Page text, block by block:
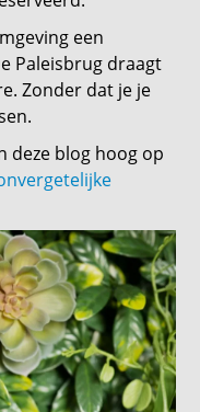
een
Paleisbrug draagt
Zonder dat je je
deze blog hoog op